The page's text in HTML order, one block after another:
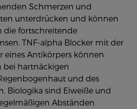
Schmerzen und
unterdrücken und können
die fortschreitende
TNF-alpha Blocker mit der
eines Antikörpers können
bei hartnäckigen
und des
Biologika sind Eiweiße und
Abständen